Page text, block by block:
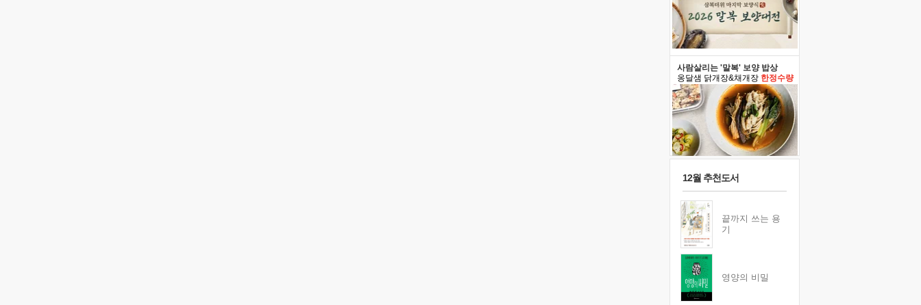
사람살리는 '말복' 보양 밥상
옹달샘 닭개장&채개장 한정수량
12월 추천도서
끝까지 쓰는 용
기
영양의 비밀